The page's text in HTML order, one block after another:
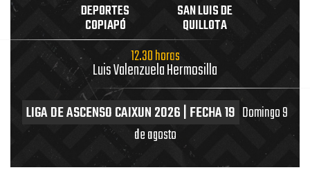
DEPORTES
COPIAPÓ
SAN LUIS DE
QUILLOTA
12.30 horas
Luis Valenzuela Hermosilla
LIGA DE ASCENSO CAIXUN 2026 | FECHA 19 Domingo 9
de agosto